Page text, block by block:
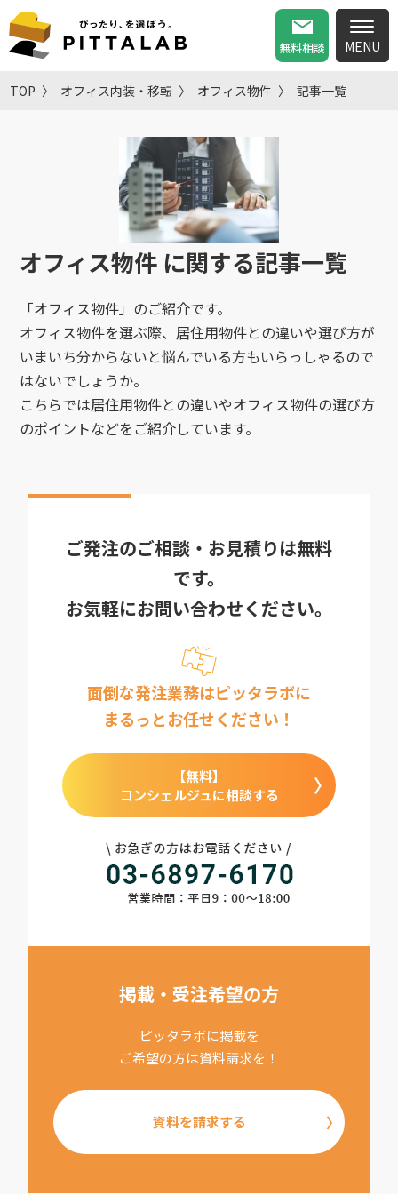
無料相談
TOP オフィス内装・移転 オフィス物件 記事一覧
オフィス物件 に関する記事一覧
「オフィス物件」のご紹介です。
オフィス物件を選ぶ際、居住用物件との違いや選び方が
いまいち分からないと悩んでいる方もいらっしゃるので
はないでしょうか。
こちらでは居住用物件との違いやオフィス物件の選び方
のポイントなどをご紹介しています。
ご発注のご相談・お見積りは無料
です。
お気軽にお問い合わせください。
面倒な発注業務はピッタラボに
まるっとお任せください！
【無料】
コンシェルジュに相談する
掲載・受注希望の方
ピッタラボに掲載を
ご希望の方は資料請求を！
資料を請求する